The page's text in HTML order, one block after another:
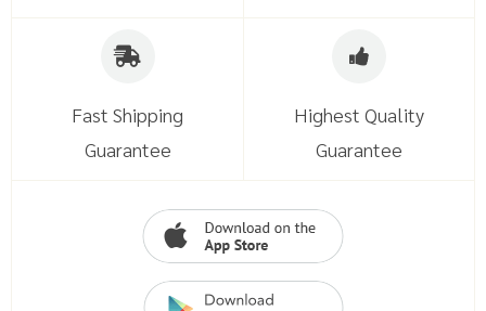
Fast Shipping
Guarantee
Highest Quality
Guarantee